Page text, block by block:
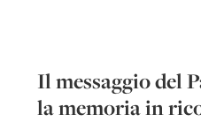
Il messaggio del
la memoria in